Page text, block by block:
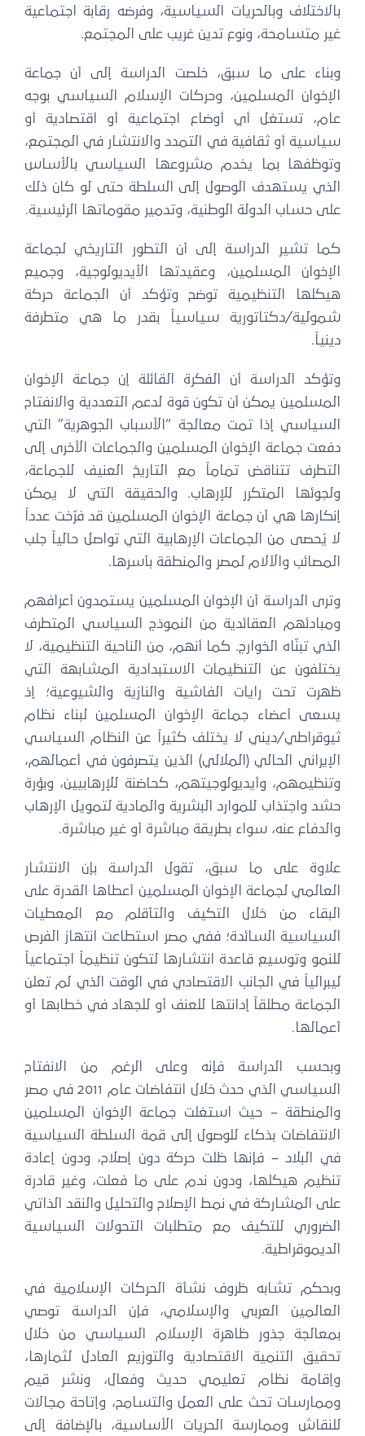
بالاختلاف وبالحريات السياسية، وفرضه رقابة اجتماعية
غير متسامحة، ونوع تدين غريب على المجتمع.
وبناء على ما سبق، خلصت الدراسة إلى أن جماعة
الإخوان المسلمين، وحركات الإسلام السياسي بوجه
عام، تستغل أي أوضاع اجتماعية أو اقتصادية أو
سياسية أو ثقافية في التمدد والانتشار في المجتمع،
وتوظفها بما يخدم مشروعها السياسي بالأساس
الذي يستهدف الوصول إلى السلطة حتى لو كان ذلك
على حساب الدولة الوطنية، وتدمير مقوماتها الرئيسية.
كما تشير الدراسة إلى أن التطور التاريخي لجماعة
الإخوان المسلمين، وعقيدتها الأيديولوجية، وجميع
هيكلها التنظيمية توضح وتؤكد أن الجماعة حركة
شمولية/دكتاتورية سياسياً بقدر ما هي متطرفة
دينياً.
وتؤكد الدراسة أن الفكرة القائلة إن جماعة الإخوان
المسلمين يمكن أن تكون قوة لدعم التعددية والانفتاح
السياسي إذا تمت معالجة “الأسباب الجوهرية” التي
دفعت جماعة الإخوان المسلمين والجماعات الأخرى إلى
التطرف تتناقض تماماً مع التاريخ العنيف للجماعة،
ولجوئها المتكرر للإرهاب. والحقيقة التي لا يمكن
إنكارها هي أن جماعة الإخوان المسلمين قد فرّخت عدداً
لا يُحصى من الجماعات الإرهابية التي تواصل حالياً جلب
المصائب والآلام لمصر والمنطقة بأسرها.
وترى الدراسة أن الإخوان المسلمين يستمدون أعرافهم
ومبادئهم العقائدية من النموذج السياسي المتطرف
الذي تبنّاه الخوارج. كما أنهم، من الناحية التنظيمية، لا
يختلفون عن التنظيمات الاستبدادية المشابهة التي
ظهرت تحت رايات الفاشية والنازية والشيوعية؛ إذ
يسعى أعضاء جماعة الإخوان المسلمين لبناء نظام
ثيوقراطي/ديني لا يختلف كثيراً عن النظام السياسي
الإيراني الحالي (الملالي) الذين يتصرفون في أعمالهم،
وتنظيمهم، وأيديولوجيتهم، كحاضنة للإرهابيين، وبؤرة
حشد واجتذاب للموارد البشرية والمادية لتمويل الإرهاب
والدفاع عنه، سواء بطريقة مباشرة أو غير مباشرة.
علاوة على ما سبق، تقول الدراسة بإن الانتشار
العالمي لجماعة الإخوان المسلمين أعطاها القدرة على
البقاء من خلال التكيف والتأقلم مع المعطيات
السياسية السائدة؛ ففي مصر استطاعت انتهاز الفرص
للنمو وتوسيع قاعدة انتشارها لتكون تنظيماً اجتماعياً
ليبرالياً في الجانب الاقتصادي في الوقت الذي لم تعلن
الجماعة مطلقاً إدانتها للعنف أو للجهاد في خطابها أو
أعمالها.
وبحسب الدراسة فإنه وعلى الرغم من الانفتاح
السياسي الذي حدث خلال انتفاضات عام 2011 في مصر
والمنطقة – حيث استغلت جماعة الإخوان المسلمين
الانتفاضات بذكاء للوصول إلى قمة السلطة السياسية
في البلاد – فإنها ظلت حركة دون إصلاح، ودون إعادة
تنظيم هيكلها، ودون ندم على ما فعلت، وغير قادرة
على المشاركة في نمط الإصلاح والتحليل والنقد الذاتي
الضروري للتكيف مع متطلبات التحولات السياسية
الديموقراطية.
وبحكم تشابه ظروف نشأة الحركات الإسلامية في
العالمين العربي والإسلامي، فإن الدراسة توصي
بمعالجة جذور ظاهرة الإسلام السياسي من خلال
تحقيق التنمية الاقتصادية والتوزيع العادل لثمارها،
وإقامة نظام تعليمي حديث وفعال، ونشر قيم
وممارسات تحث على العمل والتسامح، وإتاحة مجالات
للنقاش وممارسة الحريات الأساسية، بالإضافة إلى